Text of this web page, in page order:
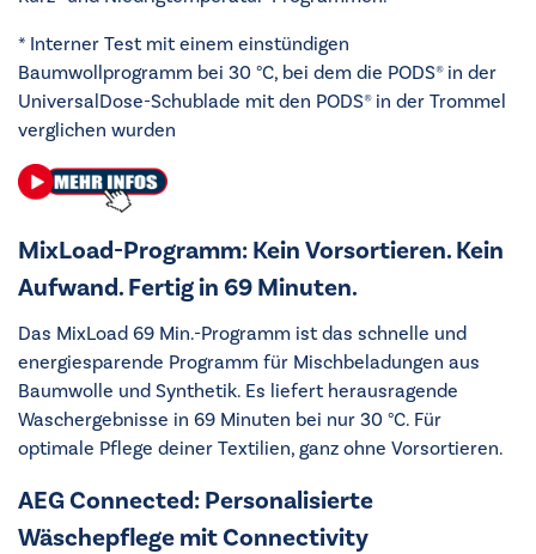
* Interner Test mit einem einstündigen
Baumwollprogramm bei 30 °C, bei dem die PODS® in der
UniversalDose-Schublade mit den PODS® in der Trommel
verglichen wurden
MixLoad-Programm: Kein Vorsortieren. Kein
Aufwand. Fertig in 69 Minuten.
Das MixLoad 69 Min.-Programm ist das schnelle und
energiesparende Programm für Mischbeladungen aus
Baumwolle und Synthetik. Es liefert herausragende
Waschergebnisse in 69 Minuten bei nur 30 °C. Für
optimale Pflege deiner Textilien, ganz ohne Vorsortieren.
AEG Connected: Personalisierte
Wäschepflege mit Connectivity